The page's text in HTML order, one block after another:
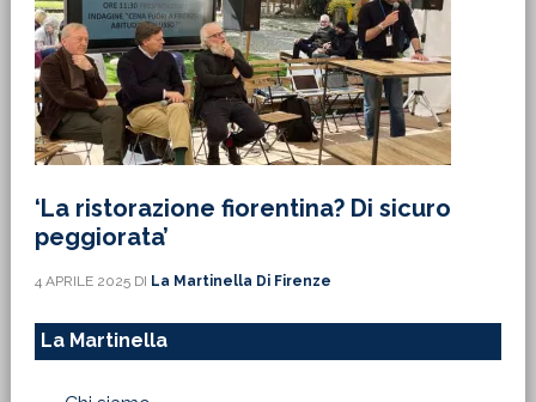
‘La ristorazione fiorentina? Di sicuro
peggiorata’
4 APRILE 2025DI La Martinella Di Firenze
La Martinella